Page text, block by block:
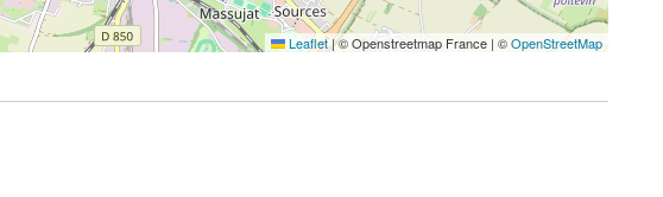
Leaflet |© Openstreetmap France | ©OpenStreetMap